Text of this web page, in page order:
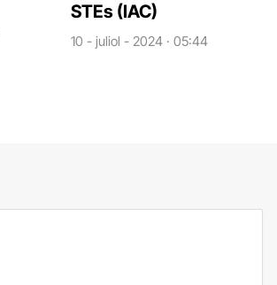
STEs (IAC)
10 - juliol - 2024 · 05:44